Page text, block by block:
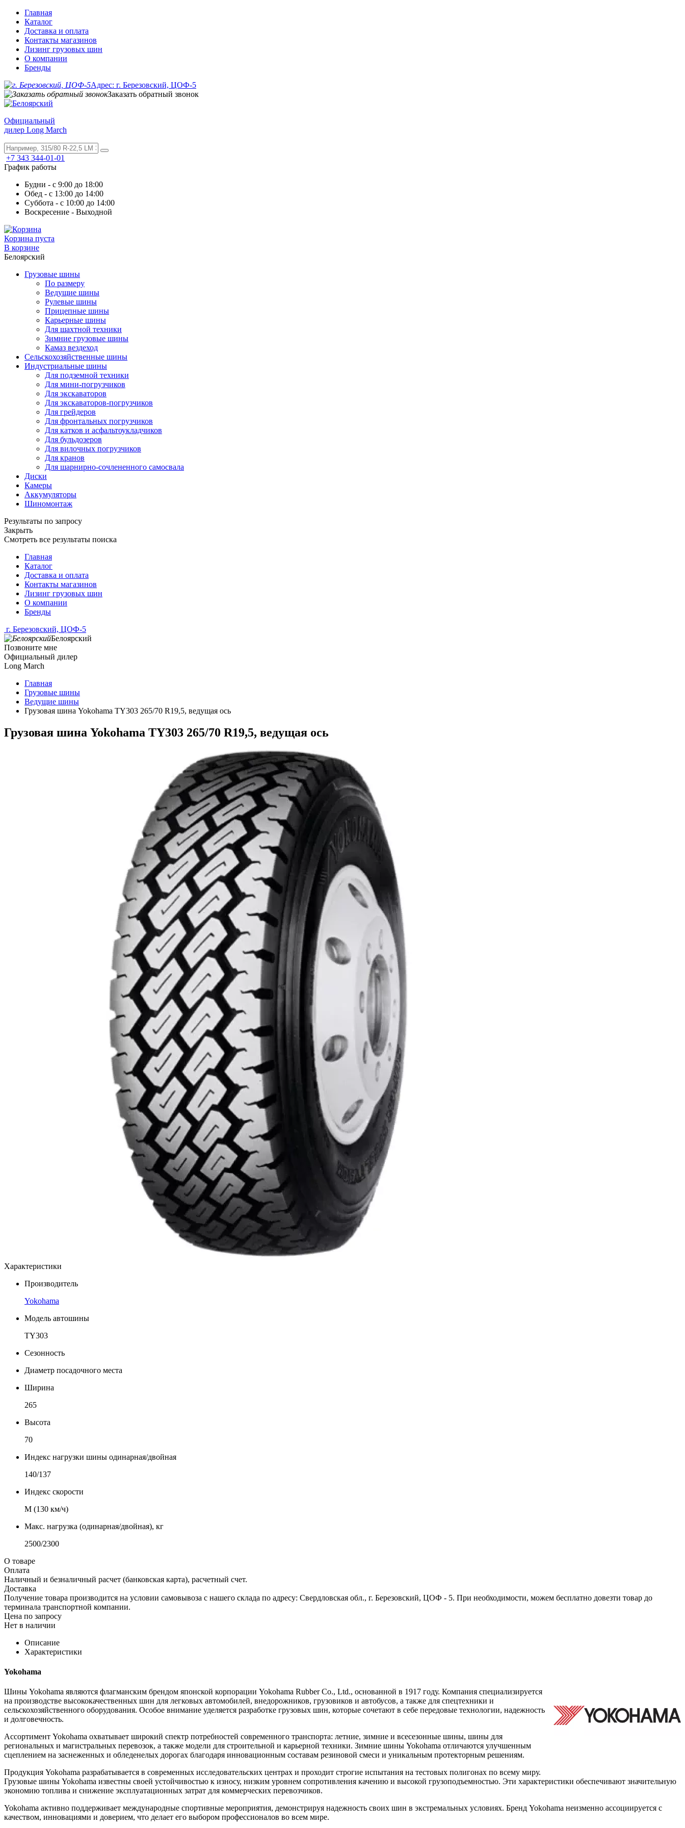
Главная
Каталог
Доставка и оплата
Контакты магазинов
Лизинг грузовых шин
О компании
Бренды
Адрес: г. Березовский, ЦОФ-5
Заказать обратный звонок
Официальный
дилер Long March
+7 343 344-01-01
График работы
Будни - с 9:00 до 18:00
Обед - с 13:00 до 14:00
Суббота - с 10:00 до 14:00
Воскресение - Выходной
Корзина пуста
В корзине
Белоярский
Грузовые шины
По размеру
Ведущие шины
Рулевые шины
Прицепные шины
Карьерные шины
Для шахтной техники
Зимние грузовые шины
Камаз вездеход
Сельскохозяйственные шины
Индустриальные шины
Для подземной техники
Для мини-погрузчиков
Для экскаваторов
Для экскаваторов-погрузчиков
Для грейдеров
Для фронтальных погрузчиков
Для катков и асфальтоукладчиков
Для бульдозеров
Для вилочных погрузчиков
Для кранов
Для шарнирно-сочлененного самосвала
Диски
Камеры
Аккумуляторы
Шиномонтаж
Результаты по запросу
Закрыть
Смотреть все результаты поиска
Главная
Каталог
Доставка и оплата
Контакты магазинов
Лизинг грузовых шин
О компании
Бренды
г. Березовский, ЦОФ-5
Белоярский
Позвоните мне
Официальный дилер
Long March
Главная
Грузовые шины
Ведущие шины
Грузовая шина Yokohama TY303 265/70 R19,5, ведущая ось
Грузовая шина Yokohama TY303 265/70 R19,5, ведущая ось
Характеристики
Производитель
Yokohama
Модель автошины
TY303
Сезонность
Диаметр посадочного места
Ширина
265
Высота
70
Индекс нагрузки шины одинарная/двойная
140/137
Индекс скорости
М (130 км/ч)
Макс. нагрузка (одинарная/двойная), кг
2500/2300
О товаре
Оплата
Наличный и безналичный расчет (банковская карта), расчетный счет.
Доставка
Получение товара производится на условии самовывоза с нашего склада по адресу: Свердловская обл., г. Березовский, ЦОФ - 5. При необходимости, можем бесплатно довезти товар до
терминала транспортной компании.
Цена по запросу
Нет в наличии
Описание
Характеристики
Yokohama
Шины Yokohama являются флагманским брендом японской корпорации Yokohama Rubber Co., Ltd., основанной в 1917 году. Компания специализируется
на производстве высококачественных шин для легковых автомобилей, внедорожников, грузовиков и автобусов, а также для спецтехники и
сельскохозяйственного оборудования. Особое внимание уделяется разработке грузовых шин, которые сочетают в себе передовые технологии, надежность
и долговечность.
Ассортимент Yokohama охватывает широкий спектр потребностей современного транспорта: летние, зимние и всесезонные шины, шины для
региональных и магистральных перевозок, а также модели для строительной и карьерной техники. Зимние шины Yokohama отличаются улучшенным
сцеплением на заснеженных и обледенелых дорогах благодаря инновационным составам резиновой смеси и уникальным протекторным решениям.
Продукция Yokohama разрабатывается в современных исследовательских центрах и проходит строгие испытания на тестовых полигонах по всему миру.
Грузовые шины Yokohama известны своей устойчивостью к износу, низким уровнем сопротивления качению и высокой грузоподъемностью. Эти характеристики обеспечивают значительную
экономию топлива и снижение эксплуатационных затрат для коммерческих перевозчиков.
Yokohama активно поддерживает международные спортивные мероприятия, демонстрируя надежность своих шин в экстремальных условиях. Бренд Yokohama неизменно ассоциируется с
качеством, инновациями и доверием, что делает его выбором профессионалов во всем мире.